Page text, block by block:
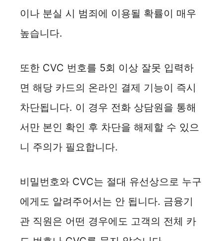
이나 분실 시 범죄에 이용될 확률이 매우
높습니다.
또한 CVC 번호를 5회 이상 잘못 입력하
면 해당 카드의 온라인 결제 기능이 즉시
차단됩니다. 이 경우 전화 상담원을 통해
서만 본인 확인 후 차단을 해제할 수 있으
니 주의가 필요합니다.
비밀번호와 CVC는 절대 유선상으로 누구
에게도 알려주어서는 안 됩니다. 금융기
관 직원은 어떤 경우에도 고객의 전체 카